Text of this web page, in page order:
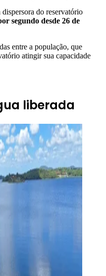
do reservatório
segundo desde 26 de
entre a população, que
atingir sua capacidade
liberada